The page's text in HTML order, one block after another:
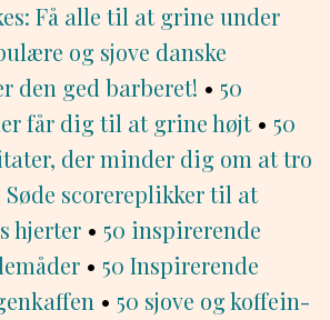
Få alle til at grine under
og sjove danske
den ged barberet! • 50
får dig til at grine højt• 50
der minder dig om at tro
Søde scorereplikker til at
hjerter • 50 inspirerende
• 50 Inspirerende
• 50 sjove og koffein-